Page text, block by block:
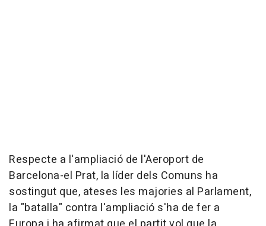
Respecte a l'ampliació de l'Aeroport de
Barcelona-el Prat, la líder dels Comuns ha
sostingut que, ateses les majories al Parlament,
la "batalla" contra l'ampliació s'ha de fer a